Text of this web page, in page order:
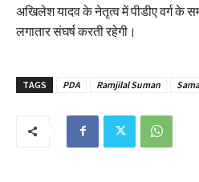
अखिलेश यादव के नेतृत्व में पीडीए वर्ग के
लगातार संघर्ष करती रहेगी।
TAGS PDA Ramjilal Suman